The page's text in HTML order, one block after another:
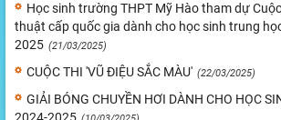
Học sinh trường THPT Mỹ Hào tham dự
thuật cấp quốc gia dành cho học sinh trung
2025 (21/03/2025)
CUỘC THI 'VŨ ĐIỆU SẮC MÀU' (22/03/2025)
GIẢI BÓNG CHUYỀN HƠI DÀNH CHO HỌC